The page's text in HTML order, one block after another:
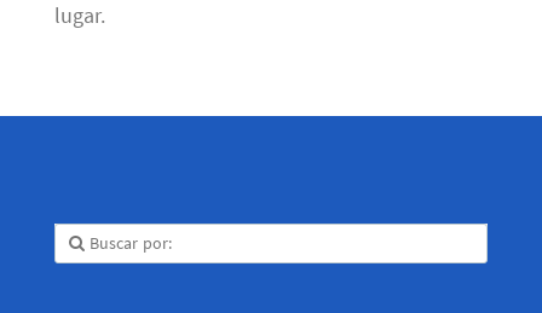
lugar.